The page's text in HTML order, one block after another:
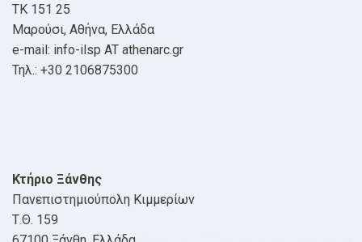
ΤΚ 151 25
Μαρούσι, Αθήνα, Ελλάδα
e-mail: info-ilsp AT athenarc.gr
Τηλ.: +30 2106875300
Κτήριο Ξάνθης
Πανεπιστημιούπολη Κιμμερίων
Τ.Θ. 159